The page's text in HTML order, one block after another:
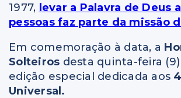
1977, levar a Palavra de Deus
pessoas faz parte da missão
Em comemoração à data, a
Solteiros desta quinta-feira
edição especial dedicada aos
Universal.